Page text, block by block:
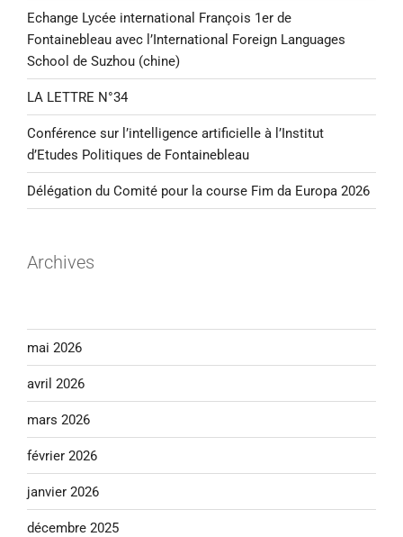
Echange Lycée international François 1er de
Fontainebleau avec l’International Foreign Languages
School de Suzhou (chine)
LA LETTRE N°34
Conférence sur l’intelligence artificielle à l’Institut
d’Etudes Politiques de Fontainebleau
Délégation du Comité pour la course Fim da Europa 2026
Archives
mai 2026
avril 2026
mars 2026
février 2026
janvier 2026
décembre 2025